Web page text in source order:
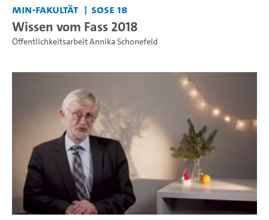
MIN-Fakultät SoSe 18
Wissen vom Fass 2018
Öffentlichkeitsarbeit Annika Schonefeld